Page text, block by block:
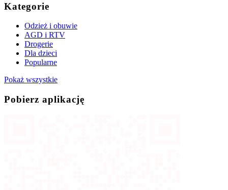
Kategorie
Odzież i obuwie
AGD i RTV
Drogerie
Dla dzieci
Popularne
Pokaż wszystkie
Pobierz aplikację